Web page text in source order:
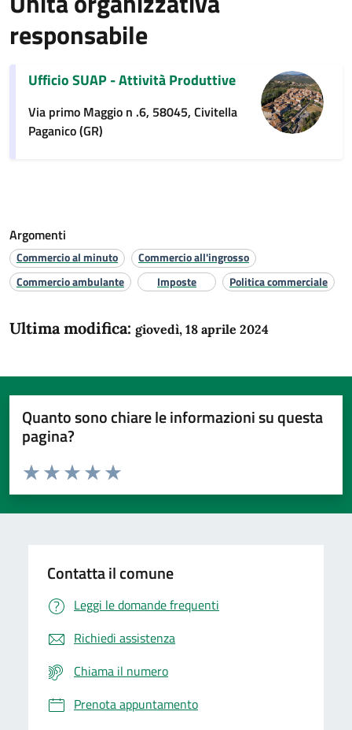
responsabile
Ufficio SUAP - Attività Produttive
Via primo Maggio n .6, 58045, Civitella
Paganico (GR)
Argomenti
Commercio al minuto
Commercio all'ingrosso
Commercio ambulante
Imposte Politica commerciale
Ultima modifica: giovedì, 18 aprile 2024
Quanto sono chiare le informazioni su questa
pagina?
Domanda
Valuta da 1 a 5 stelle la pagina
Valuta 5 stelle su 5
Valuta 4 stelle su 5
Valuta 3 stelle su 5
Valuta 2 stelle su 5
Valuta 1 stelle su 5
Contatta il comune
Leggi le domande frequenti
Richiedi assistenza
Chiama il numero
Prenota appuntamento